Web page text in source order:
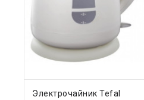
КУПИТЬ
Электрочайник Tefal